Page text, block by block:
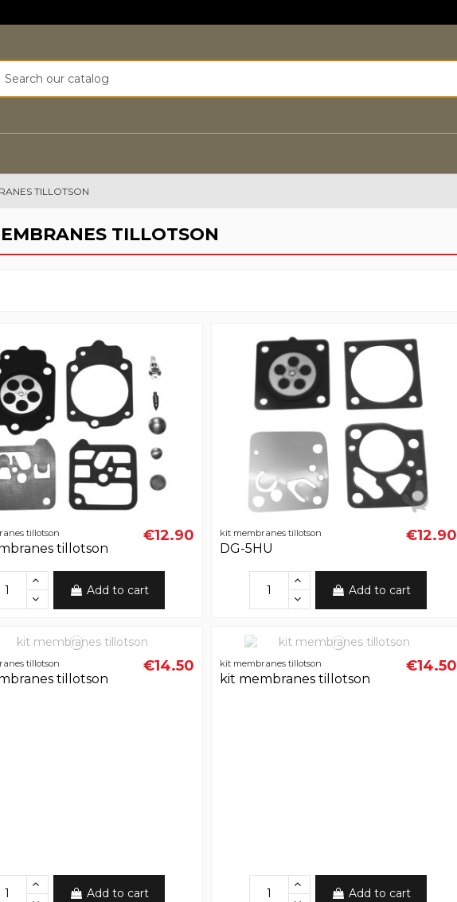
TILLOTSON
TILLOTSON
tillotson
tillotson
€12.90
Add to cart
kit membranes tillotson
DG-5HU
€12.90
Add to cart
tillotson
tillotson
€14.50
Add to cart
kit membranes tillotson
kit membranes tillotson
€14.50
Add to cart